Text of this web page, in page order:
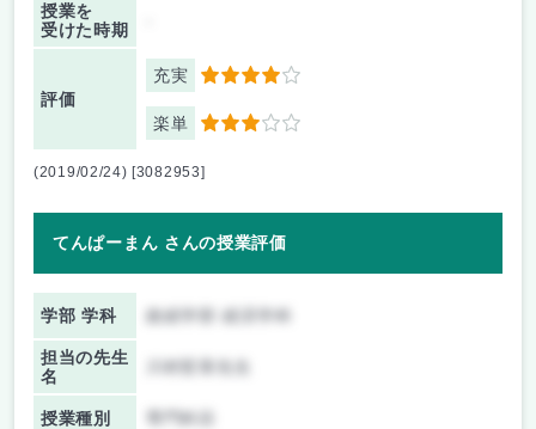
授業を
受けた時期
評価
充実 4
楽単 3
(2019/02/24) [3082953]
てんぱーまん さんの授業評価
学部 学科 政経学部 経済学科
担当の先生
名
授業種別